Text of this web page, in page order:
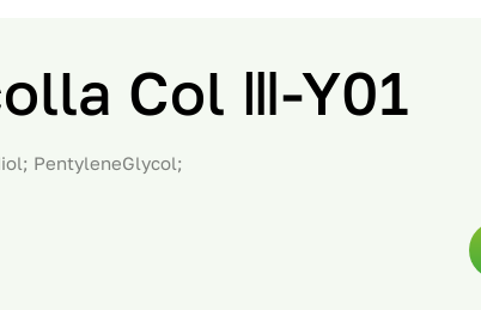
Col Ⅲ-Y01
PentyleneGlycol;